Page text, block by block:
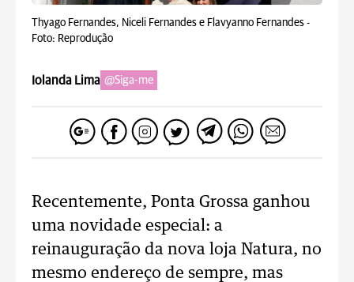
Thyago Fernandes, Niceli Fernandes e Flavyanno Fernandes -
Foto: Reprodução
Iolanda Lima @Siga-me
Recentemente, Ponta Grossa ganhou
uma novidade especial: a
reinauguração da nova loja Natura, no
mesmo endereço de sempre, mas